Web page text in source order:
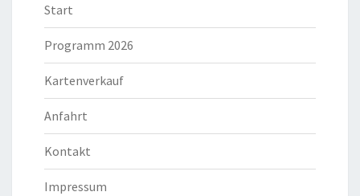
Start
Programm 2026
Kartenverkauf
Anfahrt
Kontakt
Impressum